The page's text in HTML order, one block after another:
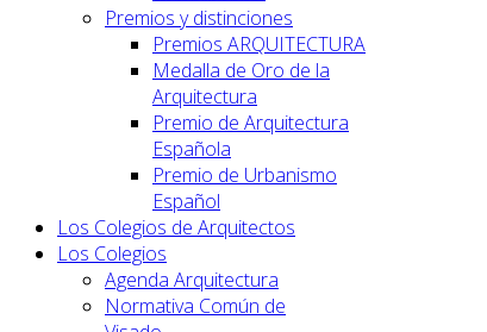
Premios y distinciones
Premios ARQUITECTURA
Medalla de Oro de la
Arquitectura
Premio de Arquitectura
Española
Premio de Urbanismo
Español
Los Colegios de Arquitectos
Los Colegios
Agenda Arquitectura
Normativa Común de